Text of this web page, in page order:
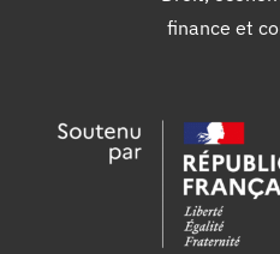
finance et